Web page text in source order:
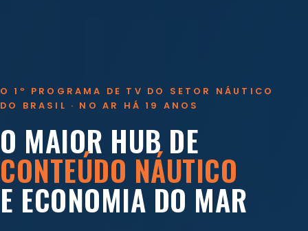
O 1º PROGRAMA DE TV DO SETOR NÁUTICO
DO BRASIL · NO AR HÁ 19 ANOS
O MAIOR HUB DE
CONTEÚDO NÁUTICO
E ECONOMIA DO MAR